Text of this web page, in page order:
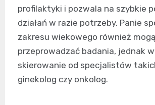
profilaktyki i pozwala na szybkie
działań w razie potrzeby. Panie
zakresu wiekowego również mogą
przeprowadzać badania, jednak
skierowanie od specjalistów
ginekolog czy onkolog.